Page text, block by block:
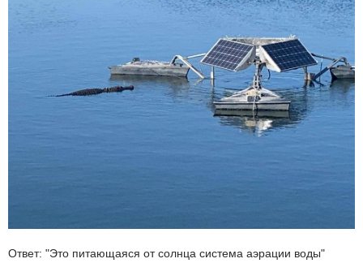
Ответ: "Это питающаяся от солнца система аэрации воды"